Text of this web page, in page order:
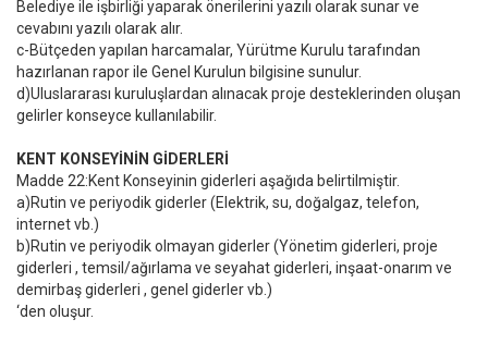
Belediye ile işbirliği yaparak önerilerini yazılı olarak sunar ve
cevabını yazılı olarak alır.
c-Bütçeden yapılan harcamalar, Yürütme Kurulu tarafından
hazırlanan rapor ile Genel Kurulun bilgisine sunulur.
d)Uluslararası kuruluşlardan alınacak proje desteklerinden oluşan
gelirler konseyce kullanılabilir.
KENT KONSEYİNİN GİDERLERİ
Madde 22:Kent Konseyinin giderleri aşağıda belirtilmiştir.
a)Rutin ve periyodik giderler (Elektrik, su, doğalgaz, telefon,
internet vb.)
b)Rutin ve periyodik olmayan giderler (Yönetim giderleri, proje
giderleri , temsil/ağırlama ve seyahat giderleri, inşaat-onarım ve
demirbaş giderleri , genel giderler vb.)
‘den oluşur.